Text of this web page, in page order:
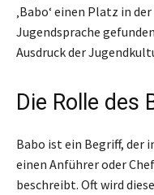
‚Babo‘ einen Platz in
Jugendsprache
Ausdruck der
Die Rolle des
Babo ist ein Begriff, der
einen Anführer oder
beschreibt. Oft wird